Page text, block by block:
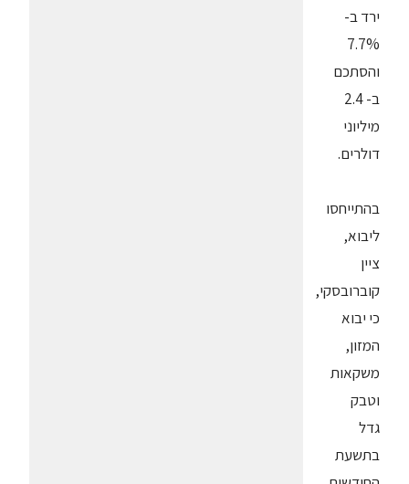
ירד ב-
7.7%
והסתכם
ב- 2.4
מיליוני
דולרים.
בהתייחסו
ליבוא,
ציין
קוברובסקי,
כי יבוא
המזון,
משקאות
וטבק
גדל
בתשעת